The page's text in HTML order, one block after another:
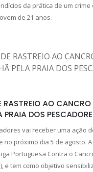
da prática de um crime
de 21 anos.
AO CANCRO
PRAIA DOS
vai receber uma ação
no próximo dia 5 de agosto.
Portuguesa Contra o
e tem como objetivo